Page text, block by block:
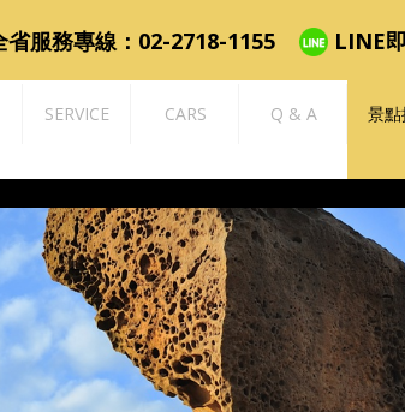
省服務專線：02-2718-1155 LINE
SERVICE CARS Q & A 景